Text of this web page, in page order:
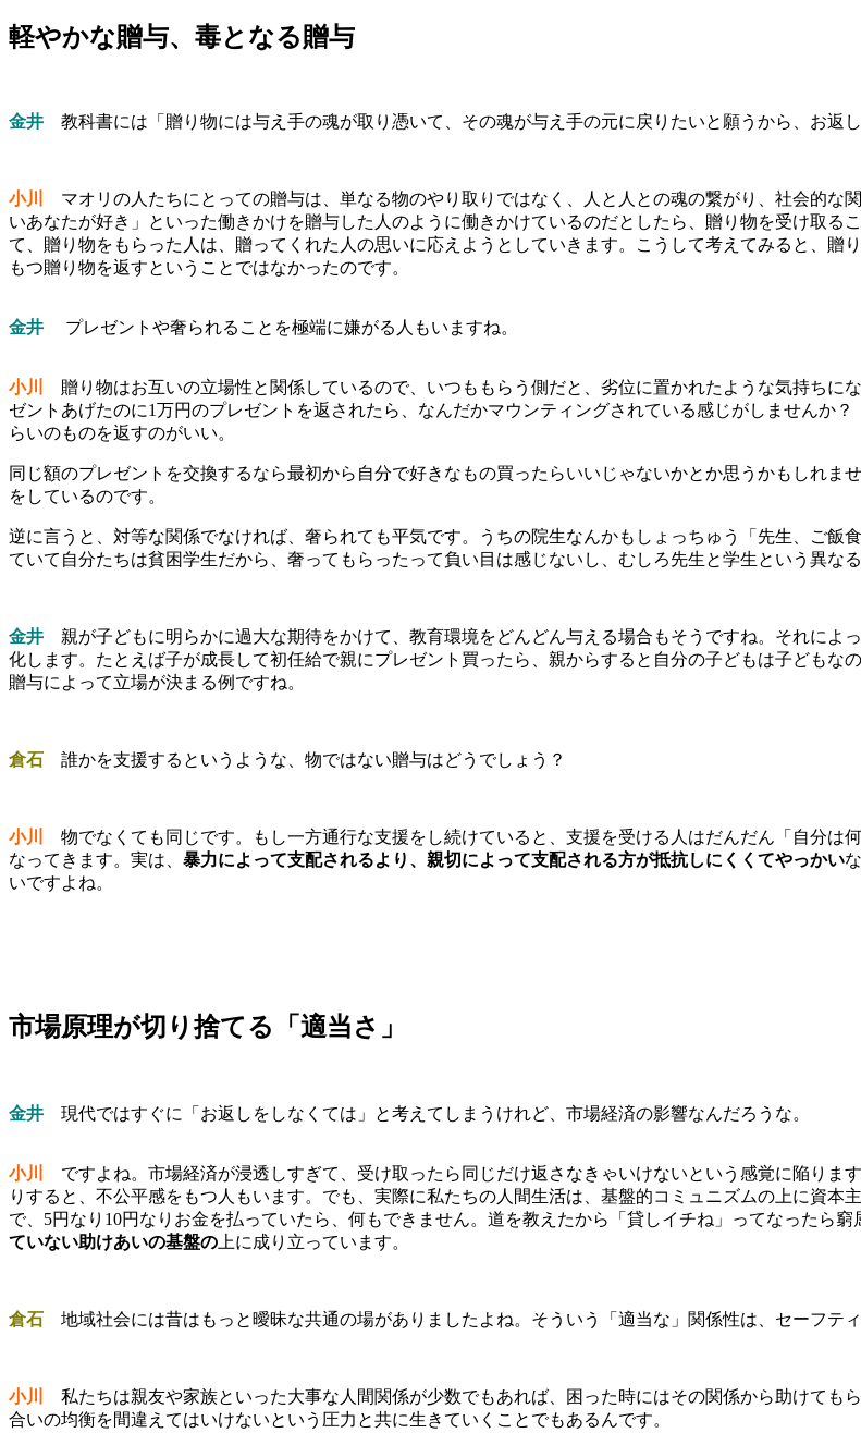
軽やかな贈与、毒となる贈与
金井 教科書には「贈り物には与え手の魂が取り憑いて、その魂が与え手の元に戻りたいと願うから、お返
小川
マオリの人たちにとっての贈与は、単なる物のやり取りではなく、人と人との魂の繋がり、社会的な
いあなたが好き」といった働きかけを贈与した人のように働きかけているのだとしたら、贈り物を受け取
て、贈り物をもらった人は、贈ってくれた人の思いに応えようとしていきます。こうして考えてみると、
もつ贈り物を返すということではなかったのです。
金井 プレゼントや奢られることを極端に嫌がる人もいますね。
小川
贈り物はお互いの立場性と関係しているので、いつももらう側だと、劣位に置かれたような気持ちに
ゼントあげたのに1万円のプレゼントを返されたら、なんだかマウンティングされている感じがしませんか
らいのものを返すのがいい。
同じ額のプレゼントを交換するなら最初から自分で好きなもの買ったらいいじゃないかとか思うかもしれま
をしているのです。
逆に言うと、対等な関係でなければ、奢られても平気です。うちの院生なんかもしょっちゅう「先生、ご
ていて自分たちは貧困学生だから、奢ってもらったって負い目は感じないし、むしろ先生と学生という異な
金井 親が子どもに明らかに過大な期待をかけて、教育環境をどんどん与える場合もそうですね。それによ
化します。たとえば子が成長して初任給で親にプレゼント買ったら、親からすると自分の子どもは子ども
贈与によって立場が決まる例ですね。
倉石 誰かを支援するというような、物ではない贈与はどうでしょう？
小川
物でなくても同じです。もし一方通行な支援をし続けていると、支援を受ける人はだんだん「自分は
なってきます。実は、 暴力によって支配されるより、親切によって支配される方が抵抗しにくくてやっかい
いですよね。
市場原理が切り捨てる「適当さ」
金井 現代ではすぐに「お返しをしなくては」と考えてしまうけれど、市場経済の影響なんだろうな。
小川
ですよね。市場経済が浸透しすぎて、受け取ったら同じだけ返さなきゃいけないという感覚に陥りま
りすると、不公平感をもつ人もいます。でも、実際に私たちの人間生活は、基盤的コミュニズムの上に資
で、5円なり10円なりお金を払っていたら、何もできません。道を教えたから「貸しイチね」ってなったら
ていない助けあいの基盤の 上に成り立っています。
倉石 地域社会には昔はもっと曖昧な共通の場がありましたよね。そういう「適当な」関係性は、セーフティ
小川
私たちは親友や家族といった大事な人間関係が少数でもあれば、困った時にはその関係から助けても
合いの均衡を間違えてはいけないという圧力と共に生きていくことでもあるんです。